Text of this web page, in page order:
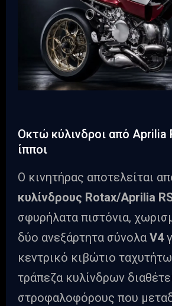
Οκτώ κύλινδροι από Aprilia
ίπποι
Ο κινητήρας αποτελείται
κυλίνδρους Rotax/Aprilia
σφυρήλατα πιστόνια,
δύο ανεξάρτητα σύνολα V4
κεντρικό κιβώτιο
τράπεζα κυλίνδρων
στροφαλοφόρους που